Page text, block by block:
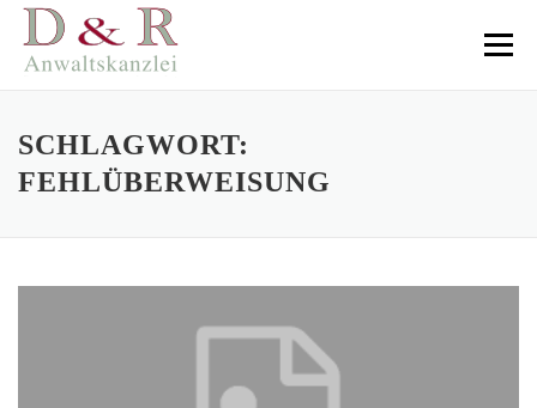
Direkt
Inhalt
Menü
SCHLAGWORT:
FEHLÜBERWEISUNG